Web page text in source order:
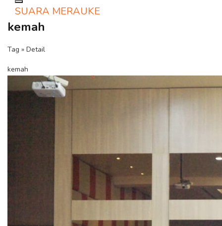
Toggle navigation
SUARA MERAUKE
kemah
Tag » Detail
kemah